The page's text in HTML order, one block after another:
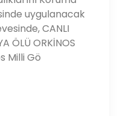
uygulanacak
CANLI
ÖLÜ ORKİNOS
Milli Gö